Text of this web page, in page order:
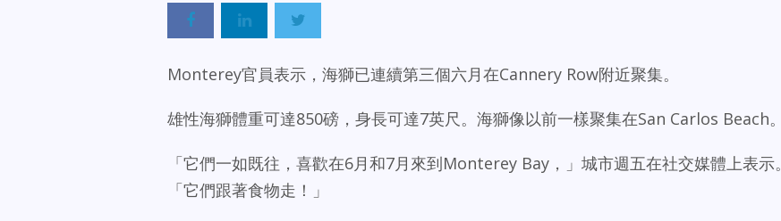
Monterey官員表示，海獅已連續第三個六月在Cannery Row附近聚集。
雄性海獅體重可達850磅，身長可達7英尺。海獅像以前一樣聚集在San Carlos Beach。
「它們一如既往，喜歡在6月和7月來到Monterey Bay，」城市週五在社交媒體上表示。
「它們跟著食物走！」